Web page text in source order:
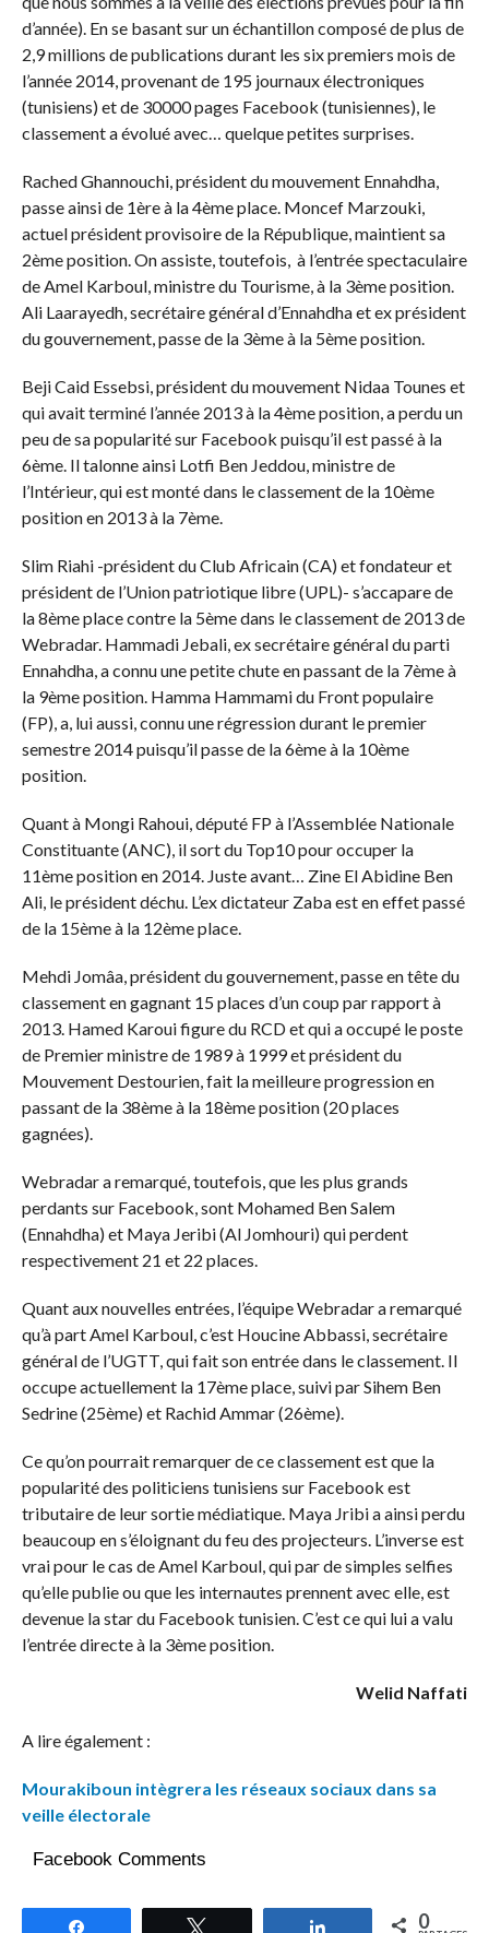
d’année). En se basant sur un échantillon composé de plus de
2,9 millions de publications durant les six premiers mois de
l’année 2014, provenant de 195 journaux électroniques
(tunisiens) et de 30000 pages Facebook (tunisiennes), le
classement a évolué avec… quelque petites surprises.
Rached Ghannouchi, président du mouvement Ennahdha,
passe ainsi de 1ère à la 4ème place. Moncef Marzouki,
actuel président provisoire de la République, maintient sa
2ème position. On assiste, toutefois, à l’entrée spectaculaire
de Amel Karboul, ministre du Tourisme, à la 3ème position.
Ali Laarayedh, secrétaire général d’Ennahdha et ex président
du gouvernement, passe de la 3ème à la 5ème position.
Beji Caid Essebsi, président du mouvement Nidaa Tounes et
qui avait terminé l’année 2013 à la 4ème position, a perdu un
peu de sa popularité sur Facebook puisqu’il est passé à la
6ème. Il talonne ainsi Lotfi Ben Jeddou, ministre de
l’Intérieur, qui est monté dans le classement de la 10ème
position en 2013 à la 7ème.
Slim Riahi -président du Club Africain (CA) et fondateur et
président de l’Union patriotique libre (UPL)- s’accapare de
la 8ème place contre la 5ème dans le classement de 2013 de
Webradar. Hammadi Jebali, ex secrétaire général du parti
Ennahdha, a connu une petite chute en passant de la 7ème à
la 9ème position. Hamma Hammami du Front populaire
(FP), a, lui aussi, connu une régression durant le premier
semestre 2014 puisqu’il passe de la 6ème à la 10ème
position.
Quant à Mongi Rahoui, député FP à l’Assemblée Nationale
Constituante (ANC), il sort du Top10 pour occuper la
11ème position en 2014. Juste avant… Zine El Abidine Ben
Ali, le président déchu. L’ex dictateur Zaba est en effet passé
de la 15ème à la 12ème place.
Mehdi Jomâa, président du gouvernement, passe en tête du
classement en gagnant 15 places d’un coup par rapport à
2013. Hamed Karoui figure du RCD et qui a occupé le poste
de Premier ministre de 1989 à 1999 et président du
Mouvement Destourien, fait la meilleure progression en
passant de la 38ème à la 18ème position (20 places
gagnées).
Webradar a remarqué, toutefois, que les plus grands
perdants sur Facebook, sont Mohamed Ben Salem
(Ennahdha) et Maya Jeribi (Al Jomhouri) qui perdent
respectivement 21 et 22 places.
Quant aux nouvelles entrées, l’équipe Webradar a remarqué
qu’à part Amel Karboul, c’est Houcine Abbassi, secrétaire
général de l’UGTT, qui fait son entrée dans le classement. Il
occupe actuellement la 17ème place, suivi par Sihem Ben
Sedrine (25ème) et Rachid Ammar (26ème).
Ce qu’on pourrait remarquer de ce classement est que la
popularité des politiciens tunisiens sur Facebook est
tributaire de leur sortie médiatique. Maya Jribi a ainsi perdu
beaucoup en s’éloignant du feu des projecteurs. L’inverse est
vrai pour le cas de Amel Karboul, qui par de simples selfies
qu’elle publie ou que les internautes prennent avec elle, est
devenue la star du Facebook tunisien. C’est ce qui lui a valu
l’entrée directe à la 3ème position.
Welid Naffati
A lire également :
Mourakiboun intègrera les réseaux sociaux dans sa
veille électorale
Facebook Comments
Partagez 0